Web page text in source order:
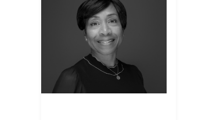
Chequetta Dessources
VP, Procurement
Americas
Wanda leitet unsere Einkaufsteams,
die Marketing- und
Technologieausgaben unterstützen,
und arbeitet eng mit unseren
globalen Organisationen, dem
Marketing sowie dem Produkt und
der Technologie zusammen.